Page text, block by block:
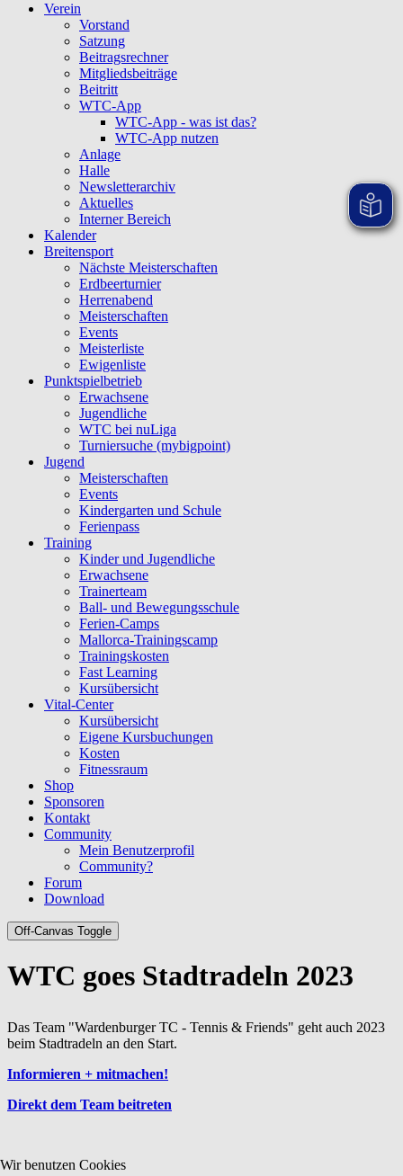
Verein
Vorstand
Satzung
Beitragsrechner
Mitgliedsbeiträge
Beitritt
WTC-App
WTC-App - was ist das?
WTC-App nutzen
Anlage
Halle
Newsletterarchiv
Aktuelles
Interner Bereich
Kalender
Breitensport
Nächste Meisterschaften
Erdbeerturnier
Herrenabend
Meisterschaften
Events
Meisterliste
Ewigenliste
Punktspielbetrieb
Erwachsene
Jugendliche
WTC bei nuLiga
Turniersuche (mybigpoint)
Jugend
Meisterschaften
Events
Kindergarten und Schule
Ferienpass
Training
Kinder und Jugendliche
Erwachsene
Trainerteam
Ball- und Bewegungsschule
Ferien-Camps
Mallorca-Trainingscamp
Trainingskosten
Fast Learning
Kursübersicht
Vital-Center
Kursübersicht
Eigene Kursbuchungen
Kosten
Fitnessraum
Shop
Sponsoren
Kontakt
Community
Mein Benutzerprofil
Community?
Forum
Download
Off-Canvas Toggle
WTC goes Stadtradeln 2023
Das Team "Wardenburger TC - Tennis & Friends" geht auch 2023
beim Stadtradeln an den Start.
Informieren + mitmachen!
Direkt dem Team beitreten
Wir benutzen Cookies